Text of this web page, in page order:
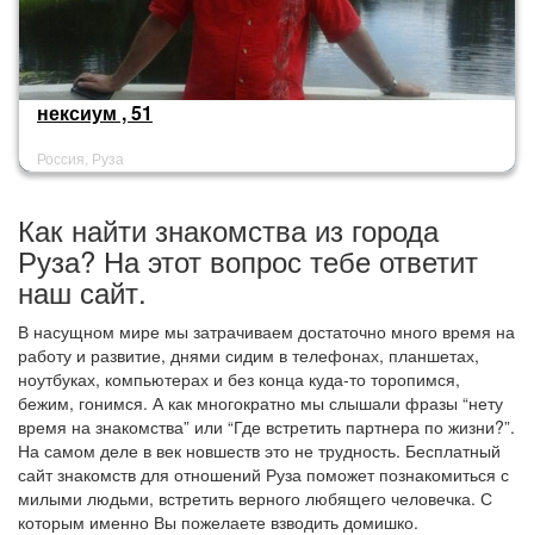
нексиум , 51
Россия, Руза
Как найти знакомства из города
Руза? На этот вопрос тебе ответит
наш сайт.
В насущном мире мы затрачиваем достаточно много время на
работу и развитие, днями сидим в телефонах, планшетах,
ноутбуках, компьютерах и без конца куда-то торопимся,
бежим, гонимся. А как многократно мы слышали фразы “нету
время на знакомства” или “Где встретить партнера по жизни?”.
На самом деле в век новшеств это не трудность. Бесплатный
сайт знакомств для отношений Руза поможет познакомиться с
милыми людьми, встретить верного любящего человечка. С
которым именно Вы пожелаете взводить домишко.